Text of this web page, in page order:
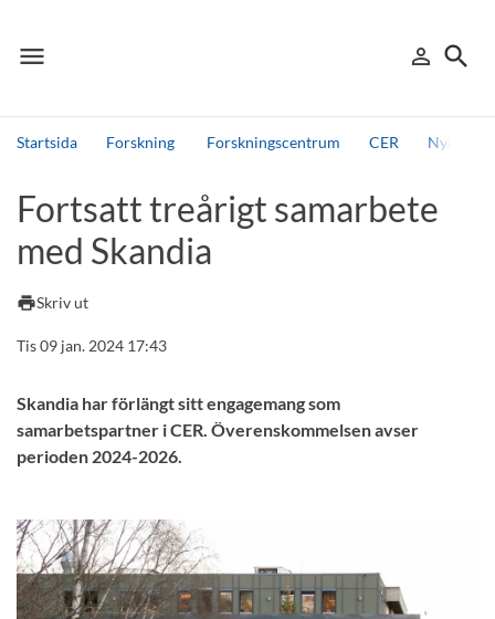
menu
Meny person_outline
Logga in
search
Sök
Startsida Forskning Forskningscentrum CER Nyheter
Andra söktjänster
Detta är vår testmiljö - endast testdata
Fortsatt treårigt samarbete
med Skandia
printSkriv ut
Tis 09 jan. 2024 17:43
Skandia har förlängt sitt engagemang som
samarbetspartner i CER. Överenskommelsen avser
perioden 2024-2026.